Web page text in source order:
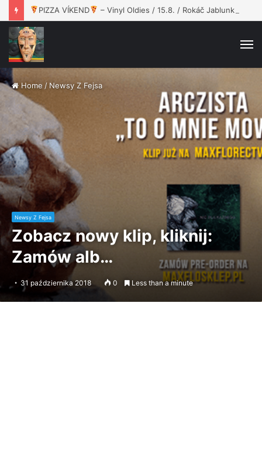
PIZZA VÍKEND – Vinyl Oldies / 15.8. / Rokáč Jablunkov
Home / Newsy Z Fejsa
Newsy Z Fejsa
Zobacz nowy klip, kliknij:
Zamów alb…
31 października 2018 0 Less than a minute